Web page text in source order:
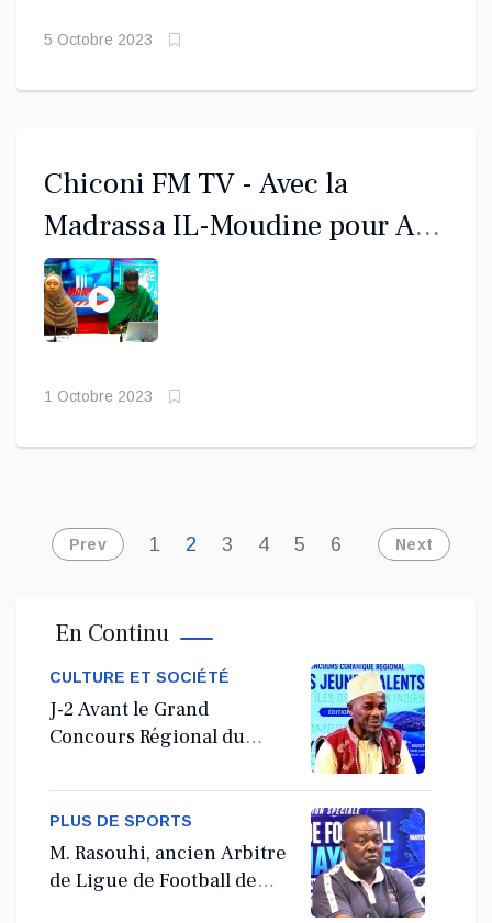
5 Octobre 2023
Chiconi FM TV - Avec la
Madrassa IL-Moudine pour AL
MAWLID 1445
1 Octobre 2023
Prev 1 2 3 4 5 6 Next
En Continu
CULTURE ET SOCIÉTÉ
J-2 Avant le Grand
Concours Régional du
PLUS DE SPORTS
M. Rasouhi, ancien Arbitre
de Ligue de Football de